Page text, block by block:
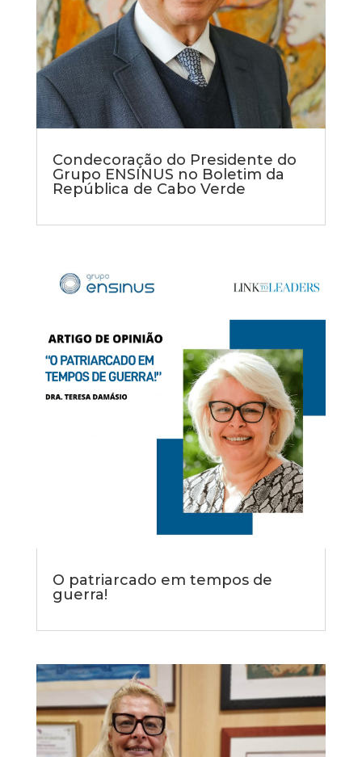
Condecoração do Presidente do
Grupo ENSINUS no Boletim da
República de Cabo Verde
O patriarcado em tempos de
guerra!